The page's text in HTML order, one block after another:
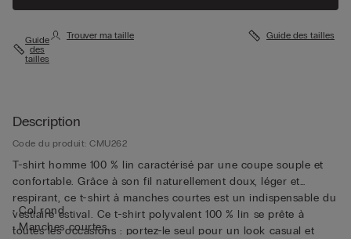
Guide
des
tailles
Trouver ma taille Guide des tailles
Description
Code du produit: CMU262
T-shirt homme 100 % lin caractérisé par une coupe souple et
confortable. Grâce à son fil naturellement doux, léger et
respirant, ce t-shirt à manches courtes est un indispensable du
vestiaire estival. Ce t-shirt polyvalent 100 % lin se prête à
toutes les occasions : portez-le seul pour un look casual et
• Col rond
• Manches courtes